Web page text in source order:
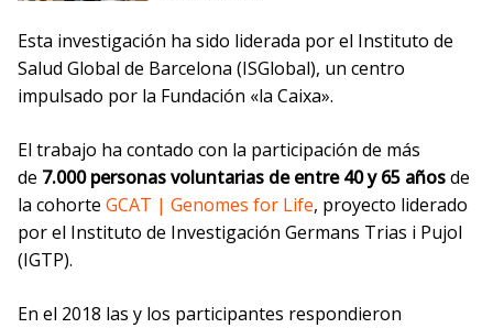
Esta investigación ha sido liderada por el Instituto de
Salud Global de Barcelona (ISGlobal), un centro
impulsado por la Fundación «la Caixa».
El trabajo ha contado con la participación de más
de 7.000 personas voluntarias de entre 40 y 65 añosde
la cohorte GCAT | Genomes for Life, proyecto liderado
por el Instituto de Investigación Germans Trias i Pujol
(IGTP).
En el 2018 las y los participantes respondieron